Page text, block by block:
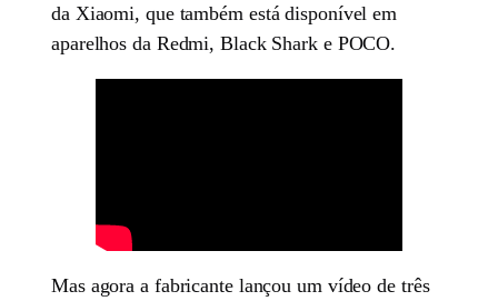
da Xiaomi, que também está disponível em
aparelhos da Redmi, Black Shark e POCO.
Mas agora a fabricante lançou um vídeo de três